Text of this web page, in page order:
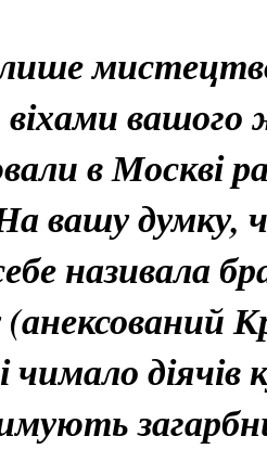
в Москві
вашу думку,
називала
(анексований
і чимало